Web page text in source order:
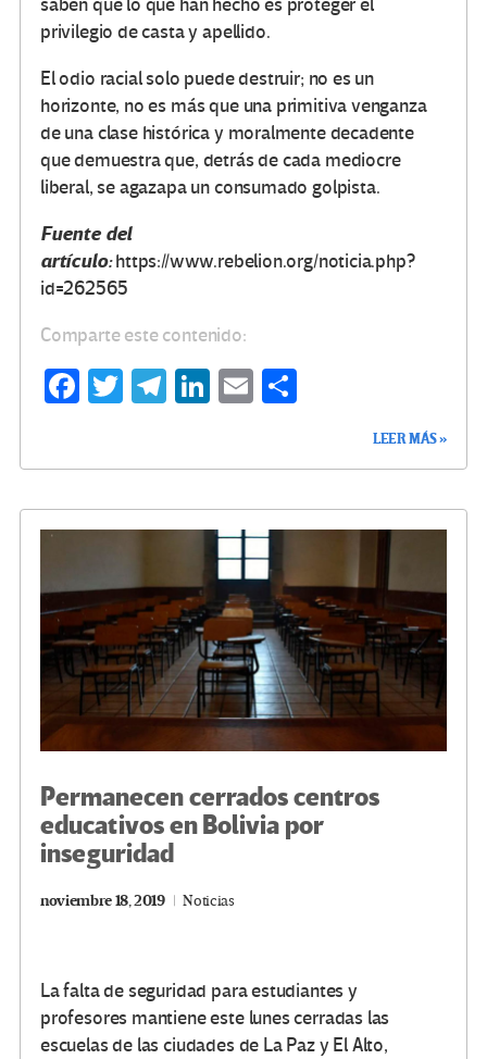
saben que lo que han hecho es proteger el
privilegio de casta y apellido.
El odio racial solo puede destruir; no es un
horizonte, no es más que una primitiva venganza
de una clase histórica y moralmente decadente
que demuestra que, detrás de cada mediocre
liberal, se agazapa un consumado golpista.
Fuente del
artículo:https://www.rebelion.org/noticia.php?
id=262565
Comparte este contenido:
Fa
o
T
Te
m
Li
n
E
ar
LEER MÁS »
Permanecen cerrados centros
educativos en Bolivia por
inseguridad
noviembre 18, 2019 Noticias
La falta de seguridad para estudiantes y
profesores mantiene este lunes cerradas las
escuelas de las ciudades de La Paz y El Alto,